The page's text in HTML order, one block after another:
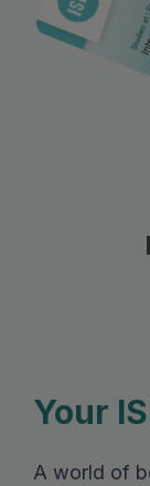
Your
A world of